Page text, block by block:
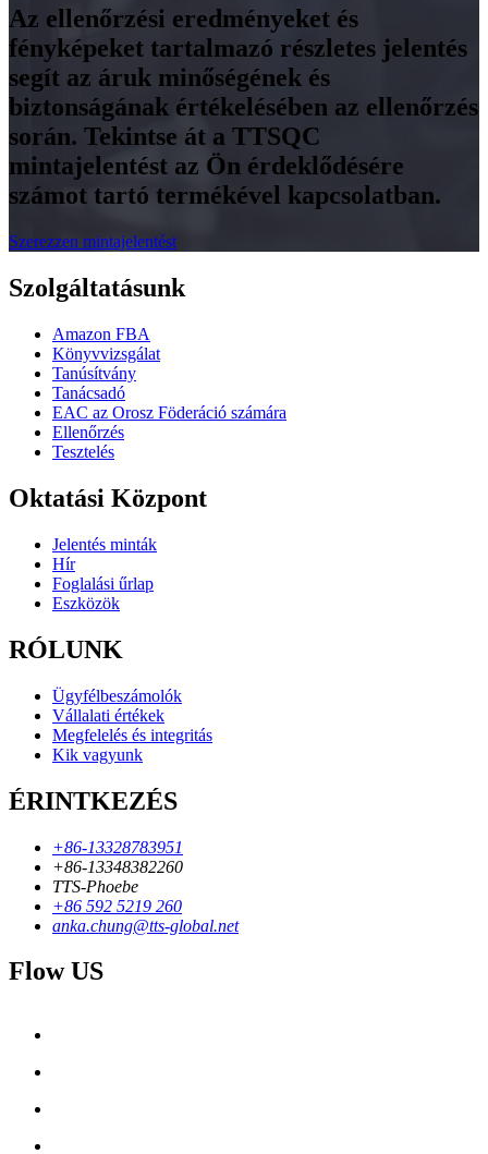
Az ellenőrzési eredményeket és
fényképeket tartalmazó részletes jelentés
segít az áruk minőségének és
biztonságának értékelésében az ellenőrzés
során. Tekintse át a TTSQC
mintajelentést az Ön érdeklődésére
számot tartó termékével kapcsolatban.
Szerezzen mintajelentést
Szolgáltatásunk
Amazon FBA
Könyvvizsgálat
Tanúsítvány
Tanácsadó
EAC az Orosz Föderáció számára
Ellenőrzés
Tesztelés
Oktatási Központ
Jelentés minták
Hír
Foglalási űrlap
Eszközök
RÓLUNK
Ügyfélbeszámolók
Vállalati értékek
Megfelelés és integritás
Kik vagyunk
ÉRINTKEZÉS
+86-13328783951
+86-13348382260
TTS-Phoebe
+86 592 5219 260
anka.chung@tts-global.net
Flow US